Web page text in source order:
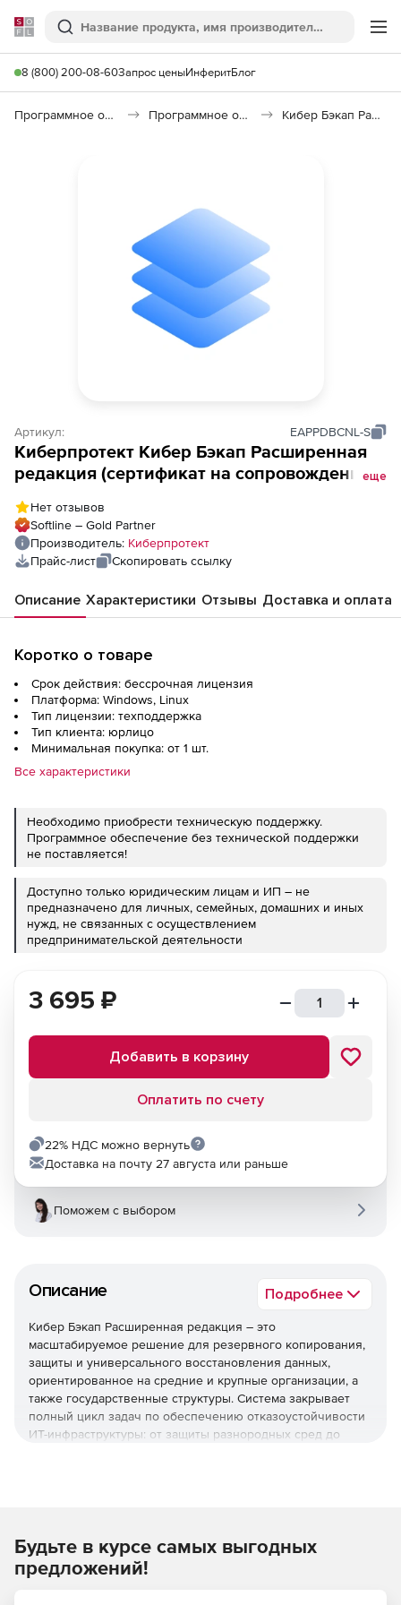
Softline
Поиск
8 (800) 200-08-60Запрос ценыИнферитБлог
Программное обеспечение для работы с файлами и дисками Программное обеспечение для резервного копирования Кибер Бэкап Расширенная редакция
Артикул: EAPPDBCNL-S
Киберпротект Кибер Бэкап Расширенная
редакция (сертификат на сопровождение
для образовательных организаций), для
СУБД на базе PostgreSQL
еще
Нет отзывов
Softline – Gold Partner
Производитель: Киберпротект
Прайс-лист
Скопировать ссылку
Описание Характеристики Отзывы Доставка и оплата
Коротко о товаре
Срок действия: бессрочная лицензия
Платформа: Windows, Linux
Тип лицензии: техподдержка
Тип клиента: юрлицо
Минимальная покупка: от 1 шт.
Все характеристики
Необходимо приобрести техническую поддержку.
Программное обеспечение без технической поддержки
не поставляется!
Доступно только юридическим лицам и ИП – не
предназначено для личных, семейных, домашних и иных
нужд, не связанных с осуществлением
предпринимательской деятельности
Описание Подробнее
Кибер Бэкап Расширенная редакция – это
масштабируемое решение для резервного копирования,
защиты и универсального восстановления данных,
ориентированное на средние и крупные организации, а
также государственные структуры. Система закрывает
полный цикл задач по обеспечению отказоустойчивости
ИТ-инфраструктуры: от защиты разнородных сред до
быстрого восстановления данных и соответствия
регуляторным требованиям при оптимальной стоимости
владения.
3 695 ₽
Добавить в корзину
Оплатить по счету
22% НДС можно вернуть
Доставка на почту 27 августа или раньше
Поможем с выбором
Будьте в курсе самых выгодных
предложений!